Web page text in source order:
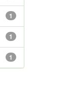
1
1
1